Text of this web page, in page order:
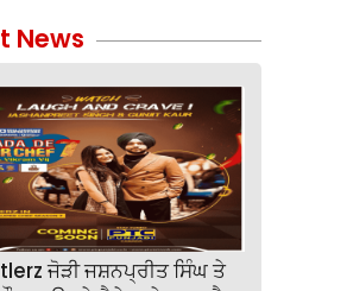
News
ਜੋੜੀ ਜਸ਼ਨਪ੍ਰੀਤ ਸਿੰਘ ਤੇ